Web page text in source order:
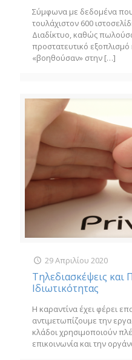
Σύμφωνα με δεδομένα
τουλάχιστον 600
Διαδίκτυο, καθώς
προστατευτικό
«βοηθούσαν» στην […]
29 Απριλίου 2020
Τηλεδιασκέψεις και
Ιδιωτικότητας
Η καραντίνα έχει φέρει
αντιμετωπίζουμε την
κλάδοι χρησιμοποιούν
επικοινωνία και την